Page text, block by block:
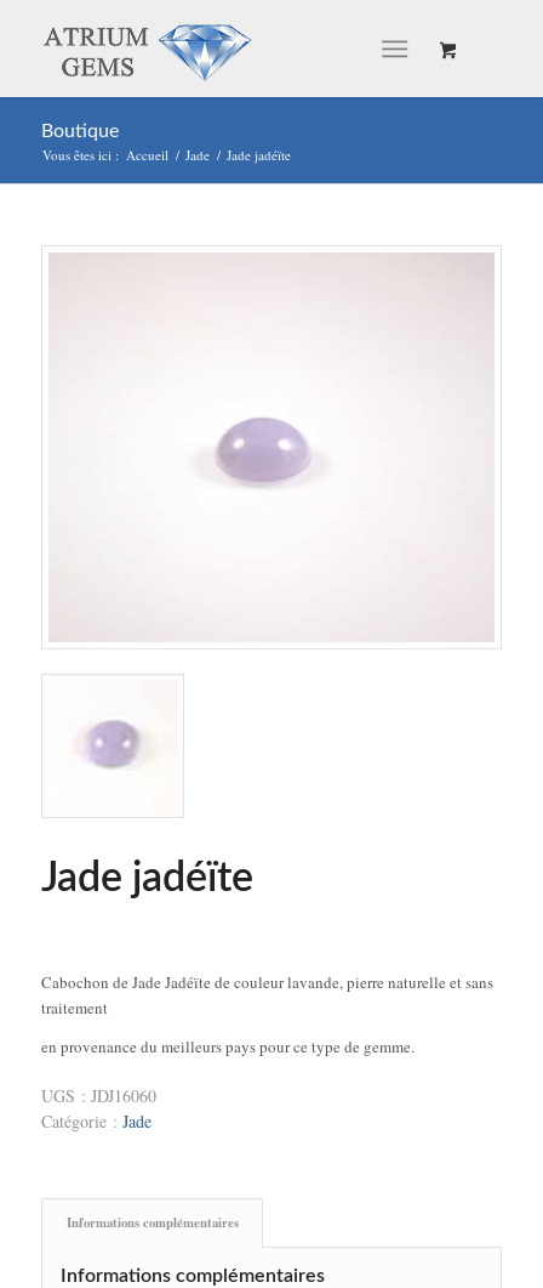
Boutique
Vous êtes ici : Accueil / Jade / Jade jadéïte
Jade jadéïte
Cabochon de Jade Jadéïte de couleur lavande, pierre naturelle et sans
traitement
en provenance du meilleurs pays pour ce type de gemme.
UGS : JDJ16060
Catégorie : Jade
Informations complémentaires
Informations complémentaires